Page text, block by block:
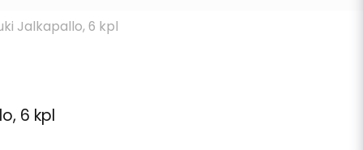
Jalkapallo, 6 kpl
6 kpl